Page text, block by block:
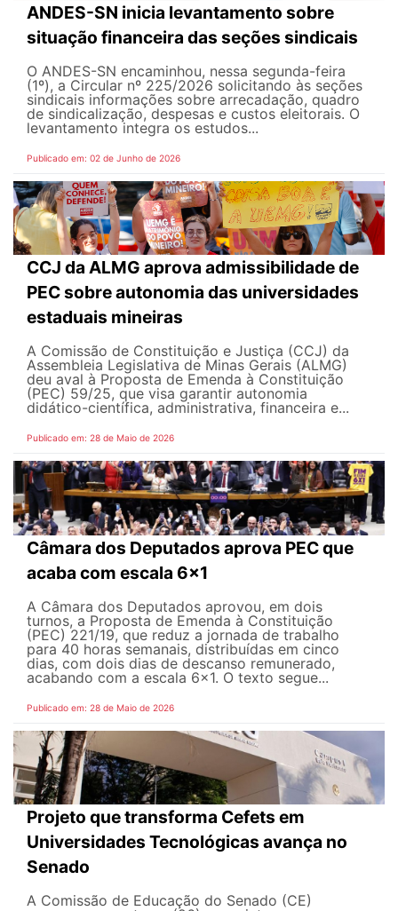
ANDES-SN inicia levantamento sobre
situação financeira das seções sindicais
O ANDES-SN encaminhou, nessa segunda-feira
(1º), a Circular nº 225/2026 solicitando às seções
sindicais informações sobre arrecadação, quadro
de sindicalização, despesas e custos eleitorais. O
levantamento integra os estudos...
Publicado em: 02 de Junho de 2026
CCJ da ALMG aprova admissibilidade de
PEC sobre autonomia das universidades
estaduais mineiras
A Comissão de Constituição e Justiça (CCJ) da
Assembleia Legislativa de Minas Gerais (ALMG)
deu aval à Proposta de Emenda à Constituição
(PEC) 59/25, que visa garantir autonomia
didático-científica, administrativa, financeira e...
Publicado em: 28 de Maio de 2026
Câmara dos Deputados aprova PEC que
acaba com escala 6x1
A Câmara dos Deputados aprovou, em dois
turnos, a Proposta de Emenda à Constituição
(PEC) 221/19, que reduz a jornada de trabalho
para 40 horas semanais, distribuídas em cinco
dias, com dois dias de descanso remunerado,
acabando com a escala 6x1. O texto segue...
Publicado em: 28 de Maio de 2026
Projeto que transforma Cefets em
Universidades Tecnológicas avança no
Senado
A Comissão de Educação do Senado (CE)